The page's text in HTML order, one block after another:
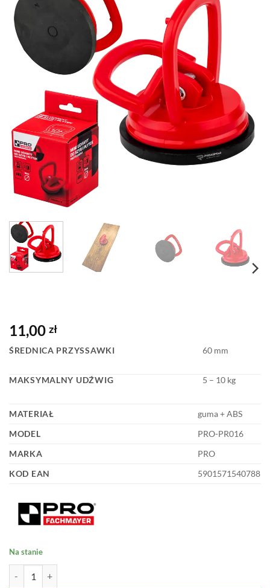
11,00 zł
ŚREDNICA PRZYSSAWKI 60 mm
MAKSYMALNY UDŹWIG 5 – 10 kg
MATERIAŁ
guma + ABS
MODEL
PRO-PR016
MARKA
PRO
KOD EAN
5901571540788
Na stanie